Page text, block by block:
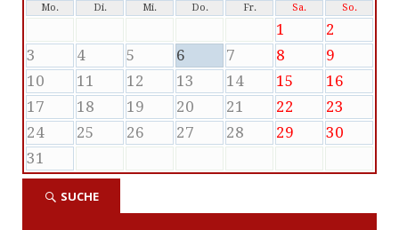
Mo. Di. Mi. Do. Fr. Sa. So.
1
2
3
4 5 6 7 8
9
10
11 12 13 14 15
16
17
18 19 20 21 22
23
24
25 26 27 28 29
30
31
SUCHE